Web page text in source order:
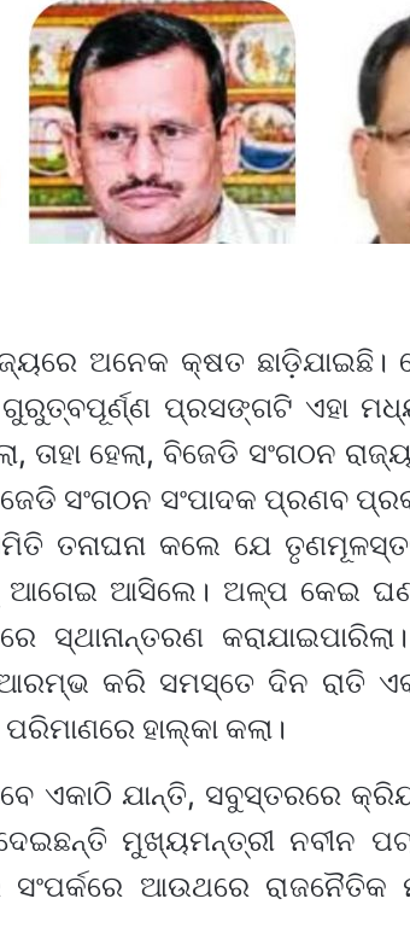
ଅନେକ କ୍ଷତ ଛାଡ଼ିଯାଇଛି।
ପ୍ରସଙ୍ଗଟି ଏହା
ତାହା ହେଲା, ବିଜେଡି ସଂଗଠନ
ସଂଗଠନ ସଂପାଦକ ପ୍ରଣବ
ତନାଘନା କଲେ ଯେ ତୃଣମୂଳସ୍ତର
ଆଗେଇ ଆସିଲେ। ଅଳ୍ପ କେଇ
ସ୍ଥାନାନ୍ତରଣ
କରି ସମସ୍ତେ ଦିନ ରାତି ଏକ
ହାଲ୍‌କା କଲା।
ଏକାଠି ଯାନ୍ତି, ସବୁସ୍ତରରେ
ଦେଇଛନ୍ତି ମୁଖ୍ୟମନ୍ତ୍ରୀ ନବୀନ
ସଂପର୍କରେ ଆଉଥରେ